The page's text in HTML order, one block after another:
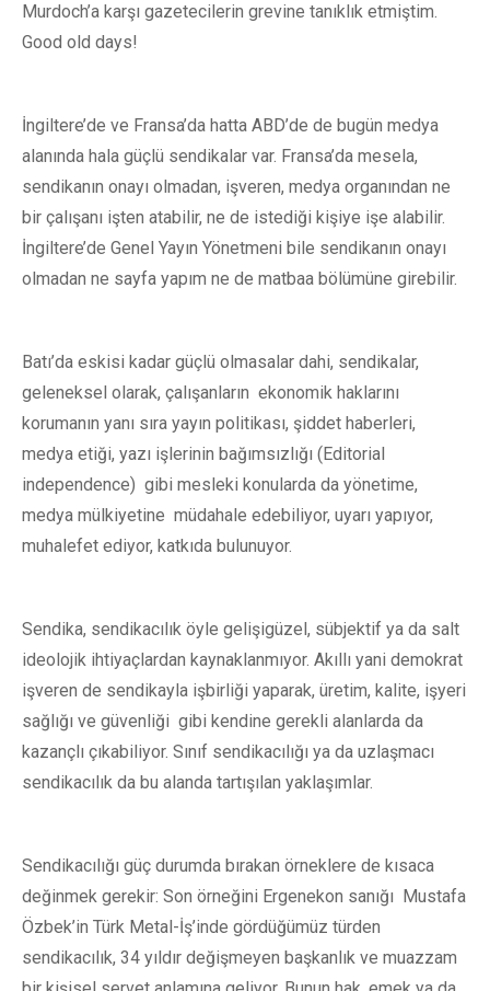
Murdoch’a karşı gazetecilerin grevine tanıklık etmiştim.
Good old days!
İngiltere’de ve Fransa’da hatta ABD’de de bugün medya
alanında hala güçlü sendikalar var. Fransa’da mesela,
sendikanın onayı olmadan, işveren, medya organından ne
bir çalışanı işten atabilir, ne de istediği kişiye işe alabilir.
İngiltere’de Genel Yayın Yönetmeni bile sendikanın onayı
olmadan ne sayfa yapım ne de matbaa bölümüne girebilir.
Batı’da eskisi kadar güçlü olmasalar dahi, sendikalar,
geleneksel olarak, çalışanların ekonomik haklarını
korumanın yanı sıra yayın politikası, şiddet haberleri,
medya etiği, yazı işlerinin bağımsızlığı (Editorial
independence) gibi mesleki konularda da yönetime,
medya mülkiyetine müdahale edebiliyor, uyarı yapıyor,
muhalefet ediyor, katkıda bulunuyor.
Sendika, sendikacılık öyle gelişigüzel, sübjektif ya da salt
ideolojik ihtiyaçlardan kaynaklanmıyor. Akıllı yani demokrat
işveren de sendikayla işbirliği yaparak, üretim, kalite, işyeri
sağlığı ve güvenliği gibi kendine gerekli alanlarda da
kazançlı çıkabiliyor. Sınıf sendikacılığı ya da uzlaşmacı
sendikacılık da bu alanda tartışılan yaklaşımlar.
Sendikacılığı güç durumda bırakan örneklere de kısaca
değinmek gerekir: Son örneğini Ergenekon sanığı Mustafa
Özbek’in Türk Metal-İş’inde gördüğümüz türden
sendikacılık, 34 yıldır değişmeyen başkanlık ve muazzam